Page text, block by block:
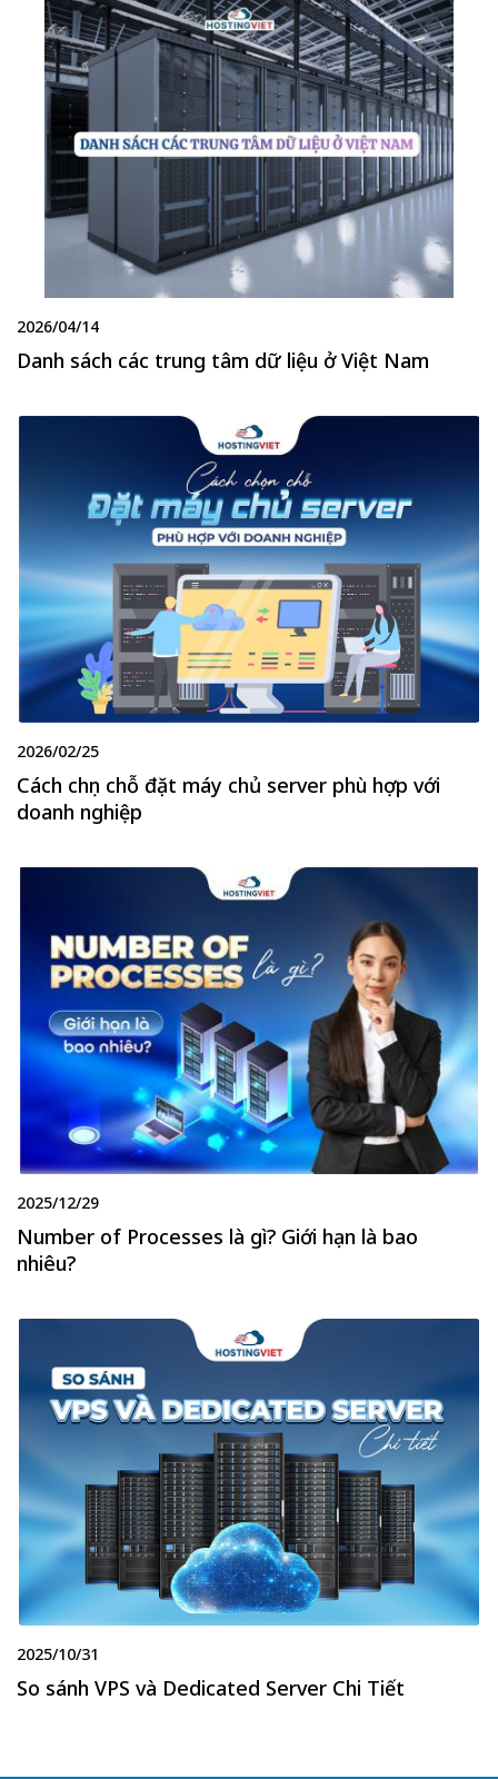
2026/04/14
Danh sách các trung tâm dữ liệu ở Việt Nam
2026/02/25
Cách chọn chỗ đặt máy chủ server phù hợp với
doanh nghiệp
2025/12/29
Number of Processes là gì? Giới hạn là bao
nhiêu?
2025/10/31
So sánh VPS và Dedicated Server Chi Tiết